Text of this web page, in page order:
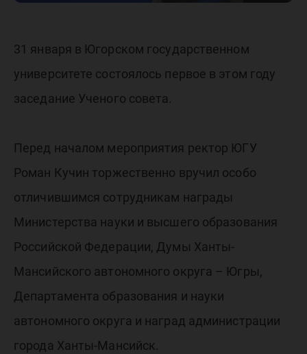
31 января в Югорском государственном
университете состоялось первое в этом году
заседание Ученого совета.
Перед началом мероприятия ректор ЮГУ
Роман Кучин торжественно вручил особо
отличившимся сотрудникам награды
Министерства науки и высшего образования
Российской Федерации, Думы Ханты-
Мансийского автономного округа – Югры,
Департамента образования и науки
автономного округа и наград администрации
города Ханты-Мансийск.